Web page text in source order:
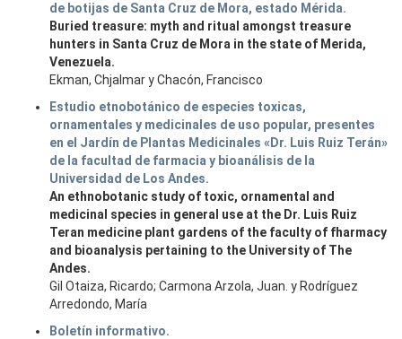
de botijas de Santa Cruz de Mora, estado Mérida.
Buried treasure: myth and ritual amongst treasure
hunters in Santa Cruz de Mora in the state of Merida,
Venezuela.
Ekman, Chjalmar y Chacón, Francisco
Estudio etnobotánico de especies toxicas,
ornamentales y medicinales de uso popular, presentes
en el Jardín de Plantas Medicinales «Dr. Luis Ruiz Terán»
de la facultad de farmacia y bioanálisis de la
Universidad de Los Andes.
An ethnobotanic study of toxic, ornamental and
medicinal species in general use at the Dr. Luis Ruiz
Teran medicine plant gardens of the faculty of fharmacy
and bioanalysis pertaining to the University of The
Andes.
Gil Otaiza, Ricardo; Carmona Arzola, Juan. y Rodríguez
Arredondo, María
Boletín informativo.